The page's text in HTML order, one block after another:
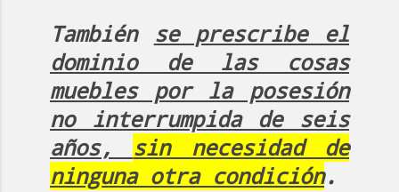
También se prescribe el
dominio de las cosas
muebles por la posesión
no interrumpida de seis
años, sin necesidad de
ninguna otra condición.